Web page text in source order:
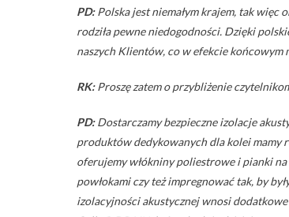
PD:Polska jest niemałym krajem, tak więc
rodziła pewne niedogodności. Dzięki
naszych Klientów, co w efekcie końcowym
RK:Proszę zatem o przybliżenie
PD:Dostarczamy bezpieczne izolacje
produktów dedykowanych dla kolei mamy
oferujemy włókniny poliestrowe i pianki
powłokami czy też impregnować tak, by
izolacyjności akustycznej wnosi